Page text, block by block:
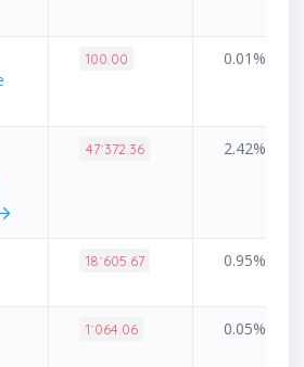
100.00 0.01%
47˙372.36 2.42%
18˙605.67 0.95%
1˙064.06 0.05%